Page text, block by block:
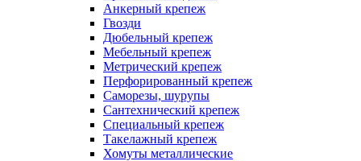
Анкерный крепеж
Гвозди
Дюбельный крепеж
Мебельный крепеж
Метрический крепеж
Перфорированный крепеж
Саморезы, шурупы
Сантехнический крепеж
Специальный крепеж
Такелажный крепеж
Хомуты металлические